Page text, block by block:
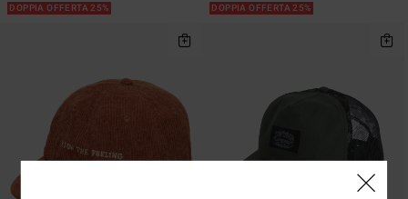
DOPPIA OFFERTA 25%
DOPPIA OFFERTA 25%